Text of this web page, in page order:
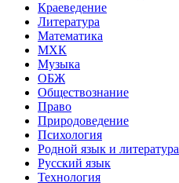
Краеведение
Литература
Математика
МХК
Музыка
ОБЖ
Обществознание
Право
Природоведение
Психология
Родной язык и литература
Русский язык
Технология